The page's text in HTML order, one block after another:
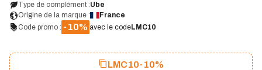
Type de complément :Ube
Origine de la marque :
France
Code promo : -10% avec le codeLMC10
LMC10-10%